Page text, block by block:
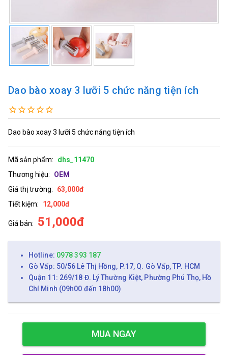
Dao bào xoay 3 lưỡi 5 chức năng tiện ích
Dao bào xoay 3 lưỡi 5 chức năng tiện ích
Mã sản phẩm:
dhs_11470
Thương hiệu:
OEM
Giá thị trường: 63,000đ
Tiết kiệm:
12,000đ
Giá bán: 51,000đ
Hotline: 0978 393 187
Gò Vấp: 50/56 Lê Thị Hồng, P.17, Q. Gò Vấp, TP. HCM
Quận 11: 269/18 Đ. Lý Thường Kiệt, Phường Phú Thọ, Hồ
Chí Minh (09h00 đến 18h00)
MUA NGAY